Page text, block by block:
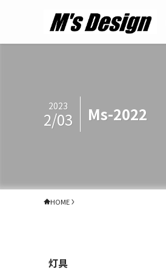
Ms-2022
2023
2/03
HOME
灯具